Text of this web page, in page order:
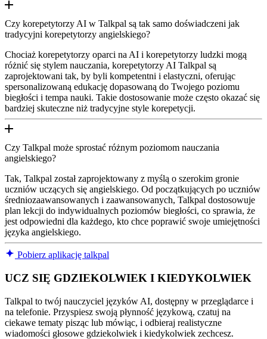
Czy korepetytorzy AI w Talkpal są tak samo doświadczeni jak
tradycyjni korepetytorzy angielskiego?
Chociaż korepetytorzy oparci na AI i korepetytorzy ludzki mogą
różnić się stylem nauczania, korepetytorzy AI Talkpal są
zaprojektowani tak, by byli kompetentni i elastyczni, oferując
spersonalizowaną edukację dopasowaną do Twojego poziomu
biegłości i tempa nauki. Takie dostosowanie może często okazać się
bardziej skuteczne niż tradycyjne style korepetycji.
Czy Talkpal może sprostać różnym poziomom nauczania
angielskiego?
Tak, Talkpal został zaprojektowany z myślą o szerokim gronie
uczniów uczących się angielskiego. Od początkujących po uczniów
średniozaawansowanych i zaawansowanych, Talkpal dostosowuje
plan lekcji do indywidualnych poziomów biegłości, co sprawia, że
jest odpowiedni dla każdego, kto chce poprawić swoje umiejętności
języka angielskiego.
Pobierz aplikację talkpal
UCZ SIĘ GDZIEKOLWIEK I KIEDYKOLWIEK
Talkpal to twój nauczyciel języków AI, dostępny w przeglądarce i
na telefonie. Przyspiesz swoją płynność językową, czatuj na
ciekawe tematy pisząc lub mówiąc, i odbieraj realistyczne
wiadomości głosowe gdziekolwiek i kiedykolwiek zechcesz.